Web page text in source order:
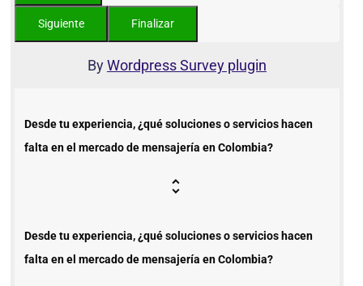
ByWordpress Survey plugin
Desde tu experiencia, ¿qué soluciones o servicios hacen
falta en el mercado de mensajería en Colombia?
Desde tu experiencia, ¿qué soluciones o servicios hacen
falta en el mercado de mensajería en Colombia?